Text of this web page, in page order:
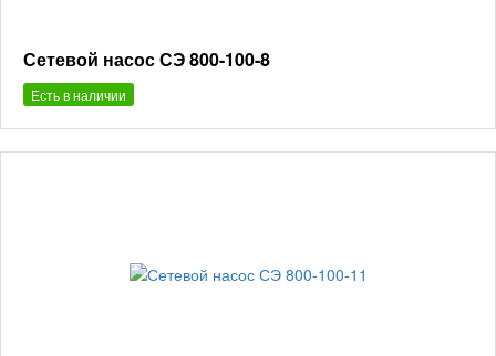
Сетевой насос СЭ 800-100-8
Есть в наличии